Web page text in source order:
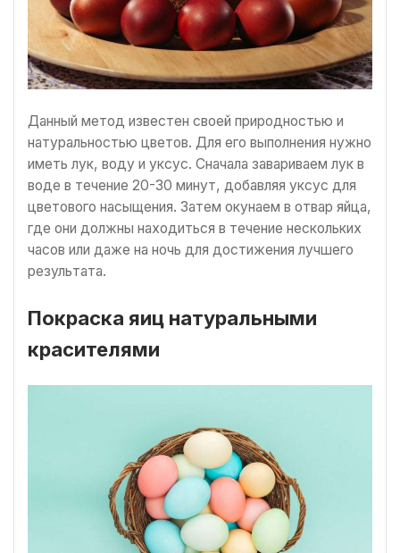
Данный метод известен своей природностью и
натуральностью цветов. Для его выполнения нужно
иметь лук, воду и уксус. Сначала завариваем лук в
воде в течение 20-30 минут, добавляя уксус для
цветового насыщения. Затем окунаем в отвар яйца,
где они должны находиться в течение нескольких
часов или даже на ночь для достижения лучшего
результата.
Покраска яиц натуральными
красителями